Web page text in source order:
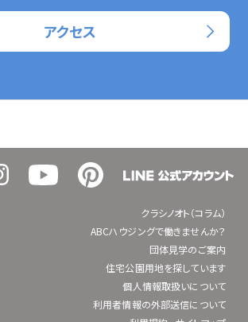
アクセス
クラシノオト（コラム）
ABCハウジングで働きませんか？
団体見学のご案内
住宅公園用地を探しています
個人情報取扱いについて
利用者情報の外部送信について